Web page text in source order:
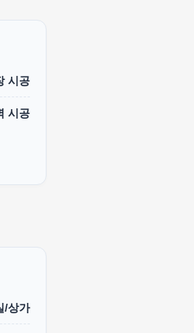
시공
시공
/상가